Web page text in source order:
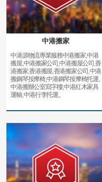
中港搬家
中港源物流專業服務中港搬家,中港
搬屋,中港搬家公司,中港搬屋公司,香
港搬家,香港搬屋,香港搬家公司,中港
搬鋼琴按摩椅,中港鋼琴按摩椅托運,
中港搬辦公室寫字樓,中港紅木家具
運輸,中港行李托運。